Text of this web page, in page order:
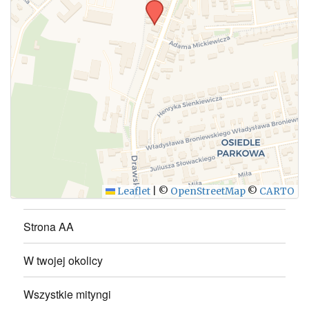
WYŚLIJ
Leaflet © OpenStreetMap © CARTO
Strona AA
W twojej okolicy
Wszystkie mityngi